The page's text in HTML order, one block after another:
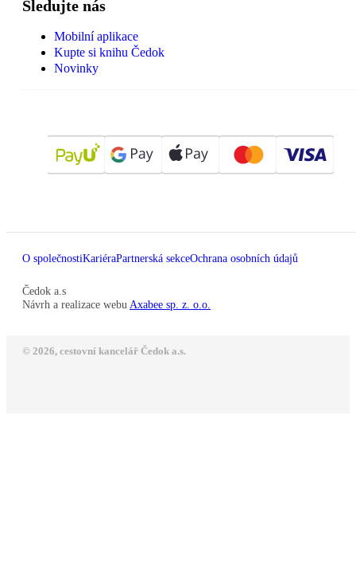
Sledujte nás
Mobilní aplikace
Kupte si knihu Čedok
Novinky
O společnostiKariéraPartnerská sekceOchrana osobních údajů
Čedok a.s
Návrh a realizace webu Axabee sp. z. o.o.
© 2026, cestovní kancelář Čedok a.s.